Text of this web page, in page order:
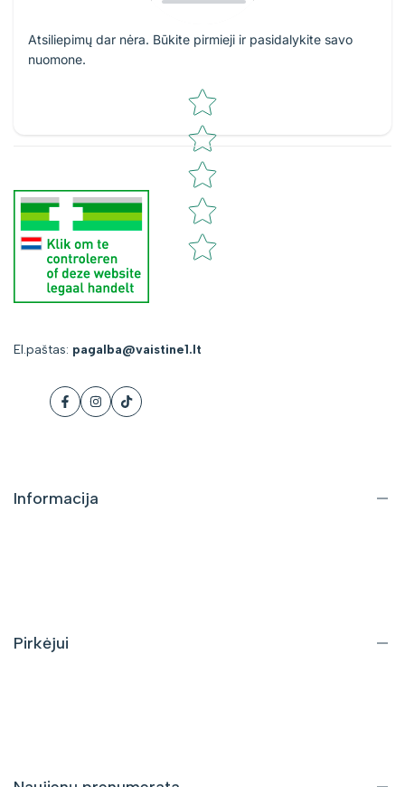
Atsiliepimų dar nėra. Būkite pirmieji ir pasidalykite savo
nuomone.
Star rating
El.paštas: pagalba@vaistine1.lt
Facebook
Instagram
Tiktok
Informacija
Pirkėjui